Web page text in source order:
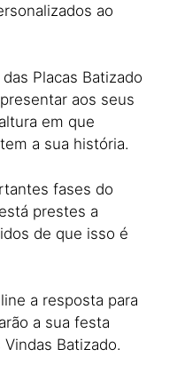
ao
Placas Batizado
aos seus
em que
a sua história.
fases do
prestes a
de que isso é
a resposta para
a sua festa
Batizado.